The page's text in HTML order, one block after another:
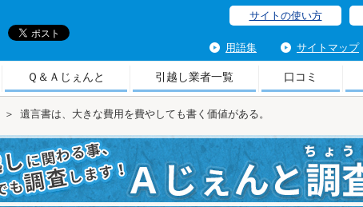
サイトの使い方
用語集 サイトマップ
Ｑ＆Ａじぇんと 引越し業者一覧 口コミ
＞ 遺言書は、大きな費用を費やしても書く価値がある。